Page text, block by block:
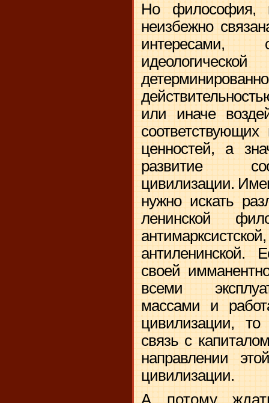
Но философия,
неизбежно
или иначе
соответствующих
ценностей, а
развитие
цивилизации.
нужно искать
ленинской
антиленинской.
своей
всеми
массами и
цивилизации,
связь с
направлении
цивилизации.
А потому